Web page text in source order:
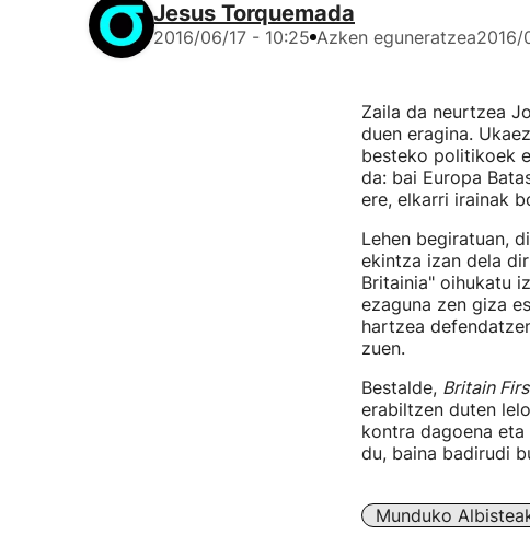
Jesus Torquemada
2016/06/17 - 10:25 Azken eguneratzea2016/
Zaila da neurtzea
duen eragina.
besteko politikoek
da: bai Europa
ere, elkarri irainak
Lehen begiratuan,
ekintza izan dela
Britainia" oihukatu
ezaguna zen giza
hartzea
zuen.
Bestalde, Britain
erabiltzen duten
kontra dagoena
du, baina badirudi
Munduko